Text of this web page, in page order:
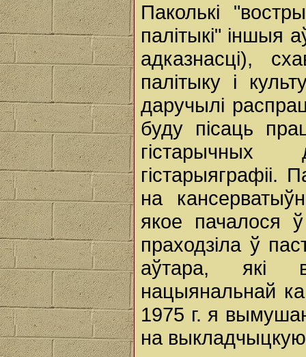
Паколькі
палітыкі" іншыя
адказнасці),
палітыку і
даручылі
буду пісаць
гістарычных
гістарыяграфіі.
на
якое пачалося
праходзіла ў
аўтара, які
нацыянальнай
1975 г. я
на